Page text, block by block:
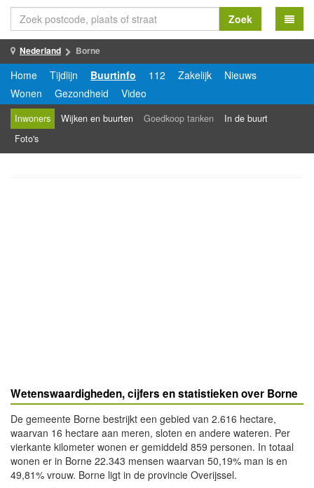
Zoek
Nederland Borne
Home Tijdlijn Buurtinfo 112 Zakelijk
Nieuws
Wonen
Gezondheid Video
Inwoners Wijken en buurten Goedkoop tanken
In de buurt
Foto's
Wetenswaardigheden, cijfers en statistieken over Borne
De gemeente Borne bestrijkt een gebied van 2.616 hectare,
waarvan 16 hectare aan meren, sloten en andere wateren. Per
vierkante kilometer wonen er gemiddeld 859 personen. In totaal
wonen er in Borne 22.343 mensen waarvan 50,19% man is en
49,81% vrouw. Borne ligt in de provincie Overijssel.